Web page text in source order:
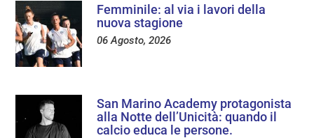
Femminile: al via i lavori della
nuova stagione
06 Agosto, 2026
San Marino Academy protagonista
alla Notte dell’Unicità: quando il
calcio educa le persone.